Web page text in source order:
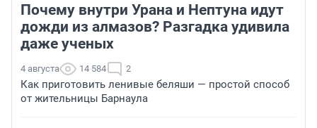
Почему внутри Урана и Нептуна идут
дожди из алмазов? Разгадка удивила
даже ученых
4 августа 14 584 2
Как приготовить ленивые беляши — простой способ
от жительницы Барнаула